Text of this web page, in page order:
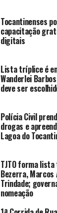
Tocantinenses
capacitação
digitais
Lista tríplice é
Wanderlei
deve ser
Polícia Civil
drogas e
Lagoa do
TJTO forma
Bezerra, Marcos
Trindade;
nomeação